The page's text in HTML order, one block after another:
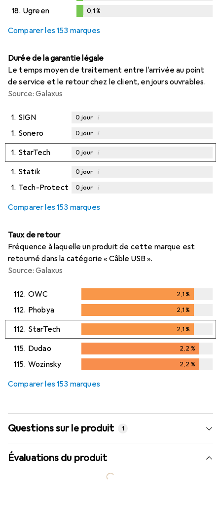
%
18. Ugreen 0,1%
Comparer les 153 marques
Durée de la garantie légale
Le temps moyen de traitement entre l'arrivée au point
de service et le retour chez le client, en jours ouvrables.
Source: Galaxus
1. SIGN 0jour i
1. Sonero 0jour i
1. StarTech 0jour i
1. Statik 0jour i
1. Tech-Protect 0jour i
Comparer les 153 marques
Taux de retour
Fréquence à laquelle un produit de cette marque est
retourné dans la catégorie « Câble USB ».
Source: Galaxus
112. OWC 2,1%
2,1%
112. Phobya 2,1%
2,1%
112. StarTech 2,1%
2,1%
115. Dudao 2,2 %
2,2%
115. Wozinsky 2,2 %
Comparer les 153 marques
Questions sur le produit 1
Évaluations du produit